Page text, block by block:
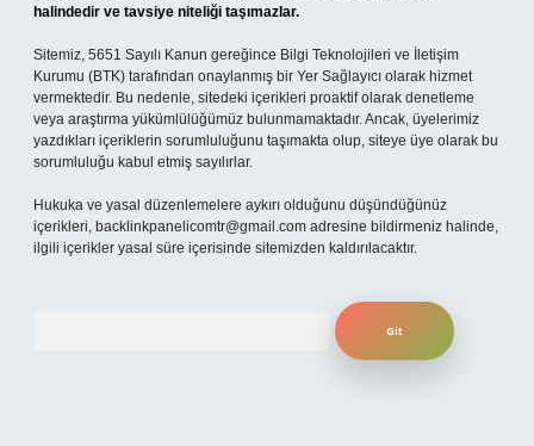
halindedir ve tavsiye niteliği taşımazlar.
Sitemiz, 5651 Sayılı Kanun gereğince Bilgi Teknolojileri ve İletişim
Kurumu (BTK) tarafından onaylanmış bir Yer Sağlayıcı olarak hizmet
vermektedir. Bu nedenle, sitedeki içerikleri proaktif olarak denetleme
veya araştırma yükümlülüğümüz bulunmamaktadır. Ancak, üyelerimiz
yazdıkları içeriklerin sorumluluğunu taşımakta olup, siteye üye olarak bu
sorumluluğu kabul etmiş sayılırlar.
Hukuka ve yasal düzenlemelere aykırı olduğunu düşündüğünüz
içerikleri, backlinkpanelicomtr@gmail.com adresine bildirmeniz halinde,
ilgili içerikler yasal süre içerisinde sitemizden kaldırılacaktır.